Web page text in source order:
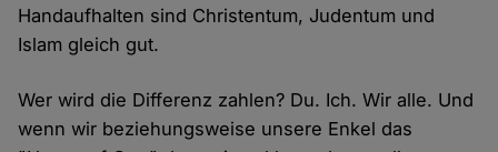
Handaufhalten sind Christentum, Judentum und
Islam gleich gut.
Wer wird die Differenz zahlen? Du. Ich. Wir alle. Und
wenn wir beziehungsweise unsere Enkel das